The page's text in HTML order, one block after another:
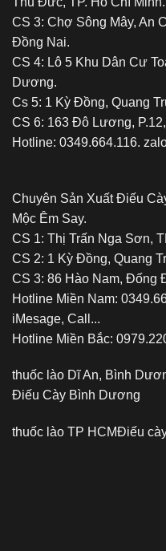
CS 3: Chợ Sông Mây, An
Đồng Nai.
CS 4: Lô 5 Khu Dân Cư
Dương.
Cs 5: 1 Kỳ Đồng, Quang
CS 6: 163 Đô Lương,
Hotline: 0349.664.116.
Chuyên Sản Xuất Điếu
Mộc Êm Say.
CS 1: Thị Trấn Nga Sơn,
CS 2: 1 Kỳ Đồng, Quang
CS 3: 86 Hào Nam, Đống
Hotline Miền Nam:
iMesage, Call...
Hotline Miền Bắc:
thuốc lào Dĩ An, Bình
Điếu Cày Bình Dương
thuốc lào TP HCMĐiếu